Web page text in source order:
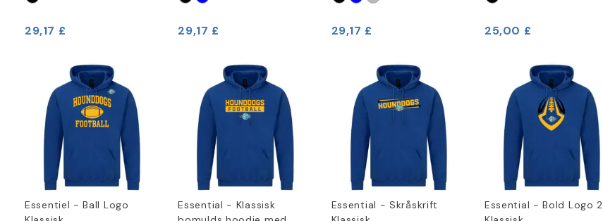
29,17 £ 29,17 £ 29,17 £ 25,00 £
Essentiel - Ball Logo
Essential - Klassisk
Essential - Skråskrift
Essential - Bold Logo 2